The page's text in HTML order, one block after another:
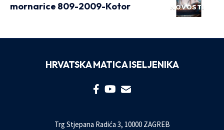
NOVOSTI
mornarice 809-2009-Kotor
HRVATSKA MATICA ISELJENIKA
Trg Stjepana Radića 3, 10000 ZAGREB